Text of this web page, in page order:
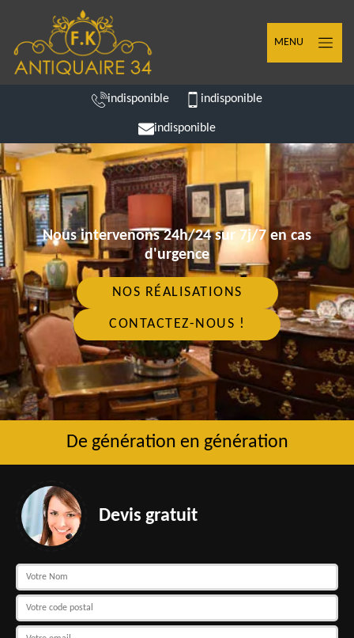
MENU
indisponible indisponible
indisponible
Nous intervenons 24h/24 sur 7j/7 en cas
d'urgence
NOS RÉALISATIONS
CONTACTEZ-NOUS !
De génération en génération
Devis gratuit